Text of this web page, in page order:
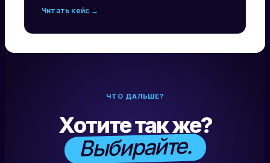
Читать кейс →
ЧТО ДАЛЬШЕ?
Хотите так же?
Выбирайте.